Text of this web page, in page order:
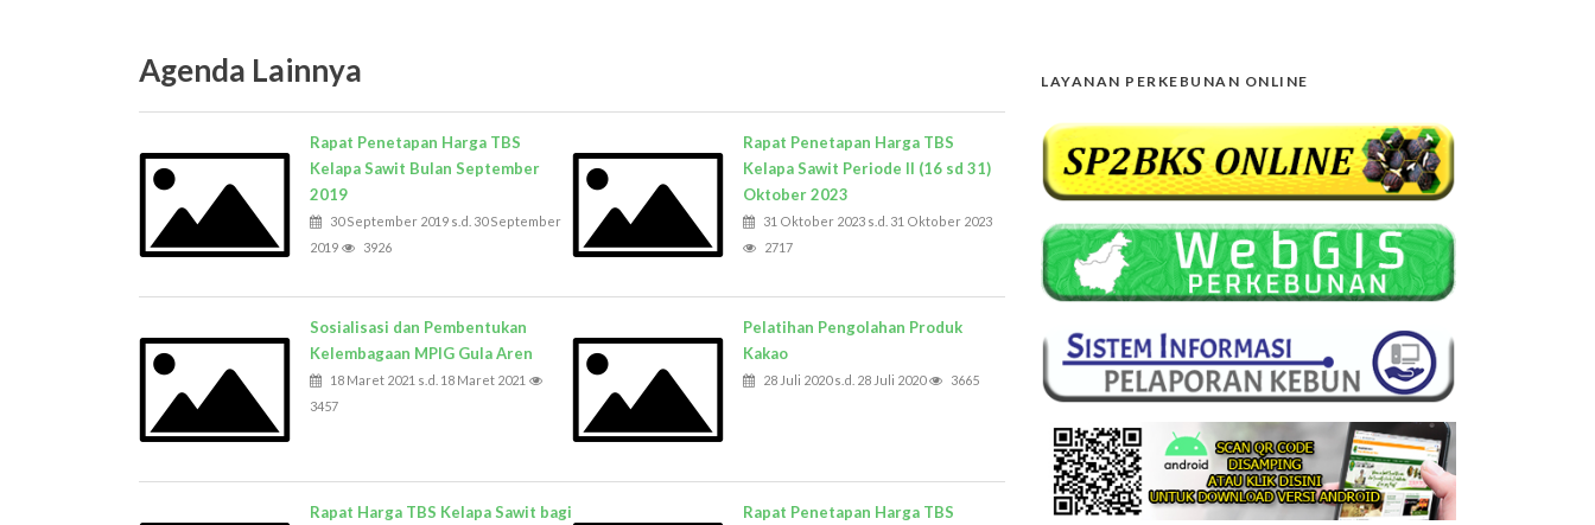
Agenda Lainnya
Rapat Penetapan Harga TBS
Kelapa Sawit Bulan September
2019
30 September 2019 s.d. 30 September
2019
3926
Sosialisasi dan Pembentukan
Kelembagaan MPIG Gula Aren
18 Maret 2021 s.d. 18 Maret 2021
3457
Rapat Harga TBS Kelapa Sawit bagi
Rapat Penetapan Harga TBS
Kelapa Sawit Periode II (16 sd 31)
Oktober 2023
31 Oktober 2023 s.d. 31 Oktober 2023
2717
Pelatihan Pengolahan Produk
Kakao
28 Juli 2020 s.d. 28 Juli 2020 3665
Rapat Penetapan Harga TBS
LAYANAN PERKEBUNAN ONLINE